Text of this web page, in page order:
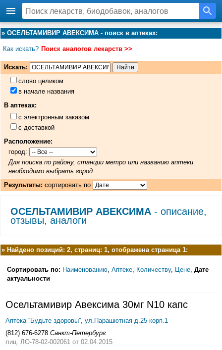
» ОСЕЛЬТАМИВИР АВЕКСИМА - поиск в аптеках:
Как искать? Поиск аналогов лекарств >>
Искать:
слово целиком
в начале названия
В аптеках:
с электронным заказом
с доставкой
Расположение:
город:
Для поиска по району, станции метро или названию аптеки
необходимо выбрать город
Результаты: сортировать по
ОСЕЛЬТАМИВИР АВЕКСИМА- описание,
отзывы, аналоги
» Найдено позиций: 2, страниц: 1, отображена страница 1:
Сортировать по: Наименованию Аптеке Количеству, Цене Дате
актуальности
Осельтамивир Авексима 30мг N10 капс
Аптека ''Будьте здоровы'', ул.Парашютная д.25 корп.1
(812) 676-6278 Санкт-Петербург
лиц. ЛО-78-02-002061 от 02.04.2015